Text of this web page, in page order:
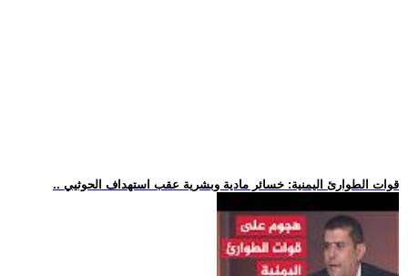
.. قوات الطوارئ اليمنية: خسائر مادية وبشرية عقب استهداف الحوثيي